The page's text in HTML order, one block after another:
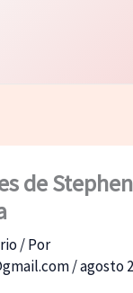
de
/ Por
/agosto